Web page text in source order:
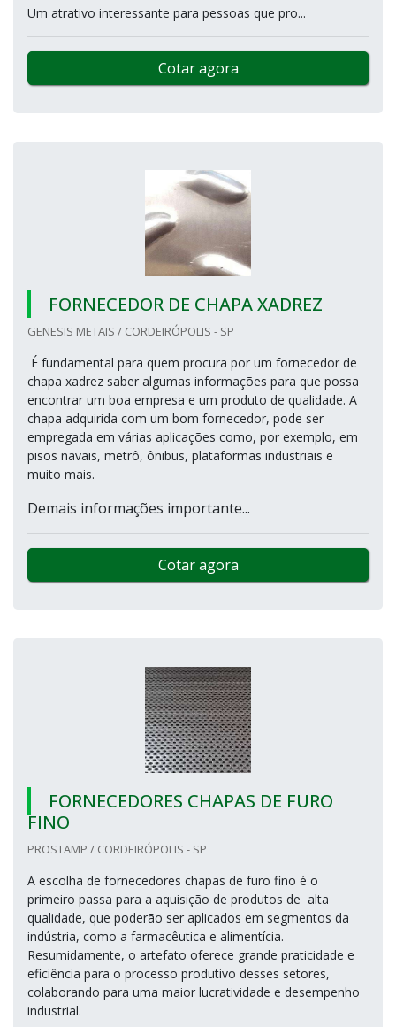
Um atrativo interessante para pessoas que pro...
Cotar agora
FORNECEDOR DE CHAPA XADREZ
GENESIS METAIS / CORDEIRÓPOLIS - SP
É fundamental para quem procura por um fornecedor de
chapa xadrez saber algumas informações para que possa
encontrar um boa empresa e um produto de qualidade. A
chapa adquirida com um bom fornecedor, pode ser
empregada em várias aplicações como, por exemplo, em
pisos navais, metrô, ônibus, plataformas industriais e
muito mais.
Demais informações importante...
Cotar agora
FORNECEDORES CHAPAS DE FURO
FINO
PROSTAMP / CORDEIRÓPOLIS - SP
A escolha de fornecedores chapas de furo fino é o
primeiro passa para a aquisição de produtos de alta
qualidade, que poderão ser aplicados em segmentos da
indústria, como a farmacêutica e alimentícia.
Resumidamente, o artefato oferece grande praticidade e
eficiência para o processo produtivo desses setores,
colaborando para uma maior lucratividade e desempenho
industrial.